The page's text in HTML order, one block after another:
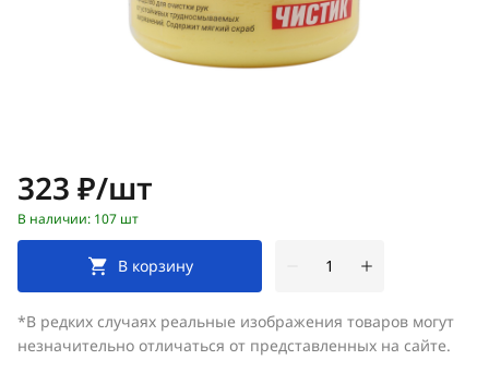
Цена:
323 ₽/шт
В наличии: 107 шт
В корзину
*В редких случаях реальные изображения товаров могут
незначительно отличаться от представленных на сайте.